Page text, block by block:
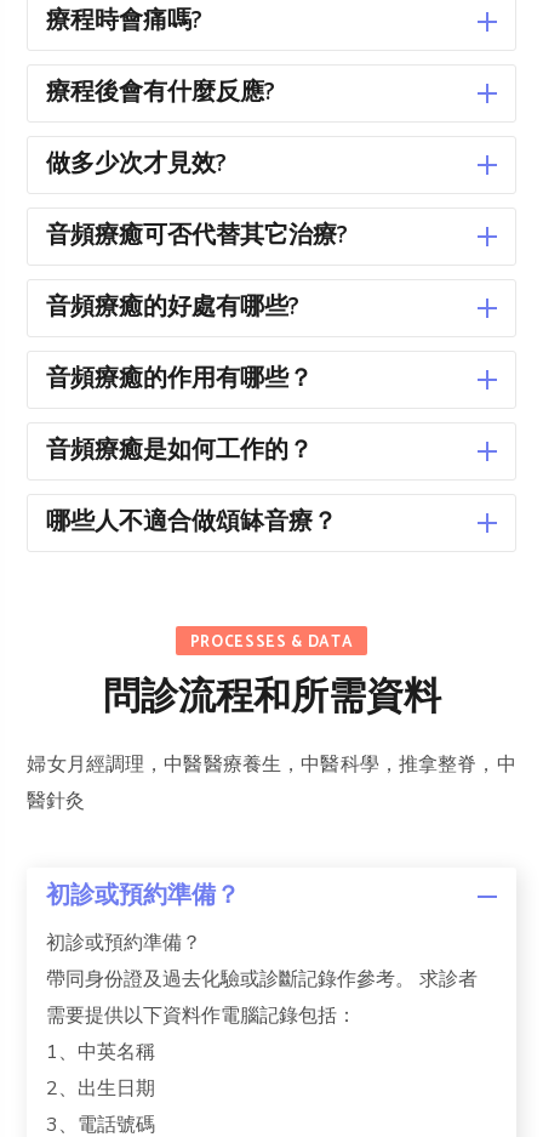
療程時會痛嗎?
療程後會有什麼反應?
做多少次才見效?
音頻療癒可否代替其它治療?
音頻療癒的好處有哪些?
音頻療癒的作用有哪些？
音頻療癒是如何工作的？
哪些人不適合做頌缽音療？
PROCESSES & DATA
問診流程和所需資料
婦女月經調理，中醫醫療養生，中醫科學，推拿整脊，中
醫針灸
初診或預約準備？
初診或預約準備？
帶同身份證及過去化驗或診斷記錄作參考。 求診者
需要提供以下資料作電腦記錄包括：
1、中英名稱
2、出生日期
3、電話號碼